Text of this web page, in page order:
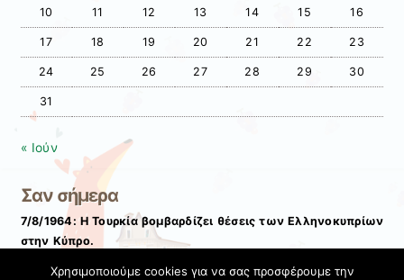
10 11 12 13 14 15 16
17 18 19 20 21 22 23
24 25 26 27 28 29 30
31
« Ιούν
Σαν σήμερα
7/8/1964: Η Τουρκία βομβαρδίζει θέσεις των Ελληνοκυπρίων
στην Κύπρο.
Χρησιμοποιούμε cookies για να σας προσφέρουμε την